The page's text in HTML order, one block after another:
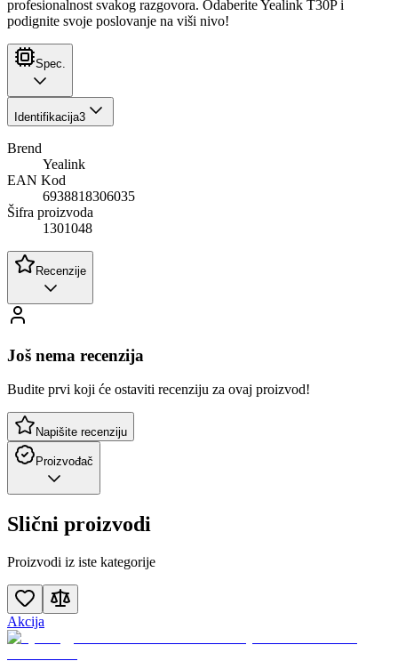
profesionalnost svakog razgovora. Odaberite Yealink T30P i
podignite svoje poslovanje na viši nivo!
Spec.
Identifikacija3
Brend
Yealink
EAN Kod
6938818306035
Šifra proizvoda
1301048
Recenzije
Još nema recenzija
Budite prvi koji će ostaviti recenziju za ovaj proizvod!
Napišite recenziju
Proizvođač
Slični proizvodi
Proizvodi iz iste kategorije
Akcija